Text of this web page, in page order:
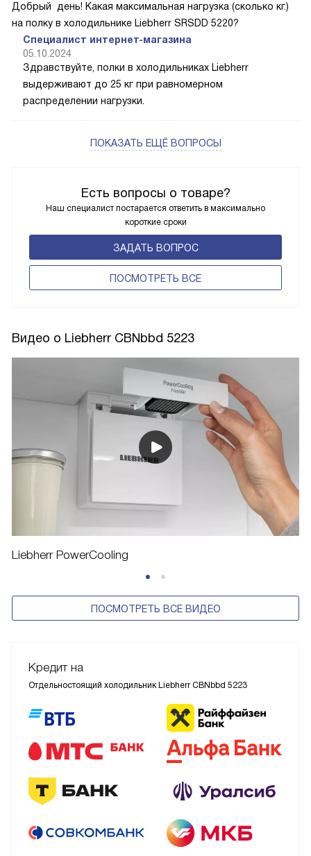
Есть вопросы о товаре?
Наш специалист постарается ответить в максимально
короткие сроки
ЗАДАТЬ ВОПРОС
ПОCМОТРЕТЬ ВСЕ
Добрый день! Какая максимальная нагрузка (сколько кг.)
на полку в холодильнике Liebherr SRSDD 5220?
Специалист интернет-магазина
05.10.2024
Здравствуйте, полки в холодильниках Liebherr
выдерживают до 25 кг при равномерном
распределении нагрузки.
ПОКАЗАТЬ ЕЩЁ ВОПРОСЫ
Видео о Liebherr CBNbbd 5223
Liebherr PowerCooling
ПОСМОТРЕТЬ ВСЕ ВИДЕО
Кредит на
Отдельностоящий холодильник Liebherr CBNbbd 5223